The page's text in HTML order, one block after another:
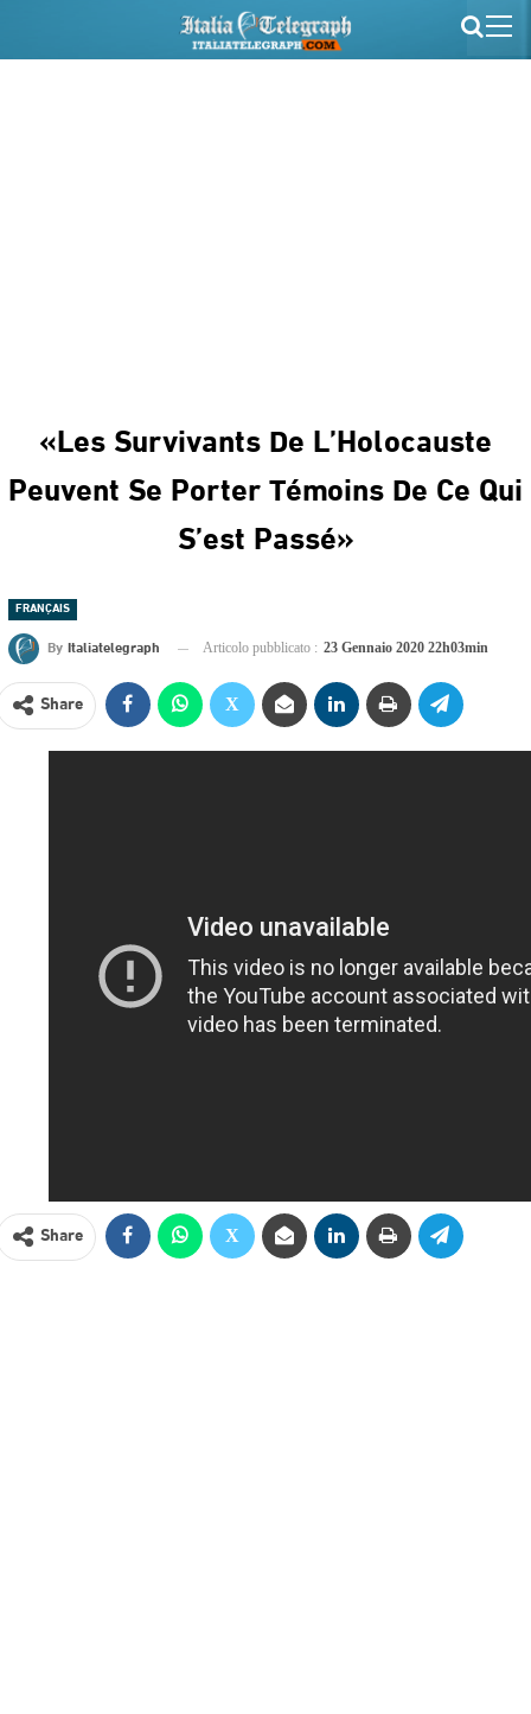
«Les Survivants De L’Holocauste
Peuvent Se Porter Témoins De Ce Qui
S’est Passé»
FRANÇAIS
By Italiatelegraph Articolo pubblicato : 23 Gennaio 2020 22h03min
Share
Share